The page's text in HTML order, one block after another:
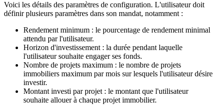
Voici les détails des paramètres de configuration. L'utilisateur doit
définir plusieurs paramètres dans son mandat, notamment :
Rendement minimum : le pourcentage de rendement minimal
attendu par l'utilisateur.
Horizon d'investissement : la durée pendant laquelle
l'utilisateur souhaite engager ses fonds.
Nombre de projets maximum : le nombre de projets
immobiliers maximum par mois sur lesquels l'utilisateur désire
investir.
Montant investi par projet : le montant que l'utilisateur
souhaite allouer à chaque projet immobilier.